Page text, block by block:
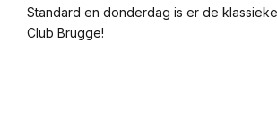
Standard en donderdag is er de
Club Brugge!